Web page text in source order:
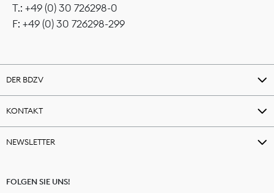
T.: +49 (0) 30 726298-0
F: +49 (0) 30 726298-299
DER BDZV
KONTAKT
NEWSLETTER
FOLGEN SIE UNS!